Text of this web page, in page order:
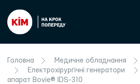
Головна Медичне обладнання
Електрохірургічні генератори
апарат Bovie® IDS-310